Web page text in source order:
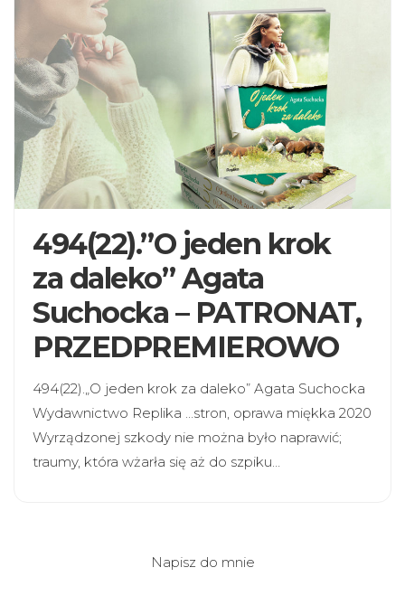
494(22).”O jeden krok
za daleko” Agata
Suchocka – PATRONAT,
PRZEDPREMIEROWO
494(22).„O jeden krok za daleko” Agata Suchocka
Wydawnictwo Replika …stron, oprawa miękka 2020
Wyrządzonej szkody nie można było naprawić;
traumy, która wżarła się aż do szpiku…
Napisz do mnie